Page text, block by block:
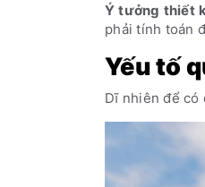
Ý tưởng thiết
phải tính toán
Yếu tố
Dĩ nhiên để có